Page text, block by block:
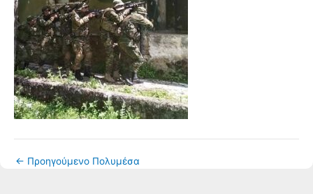
← Προηγούμενο Πολυμέσα